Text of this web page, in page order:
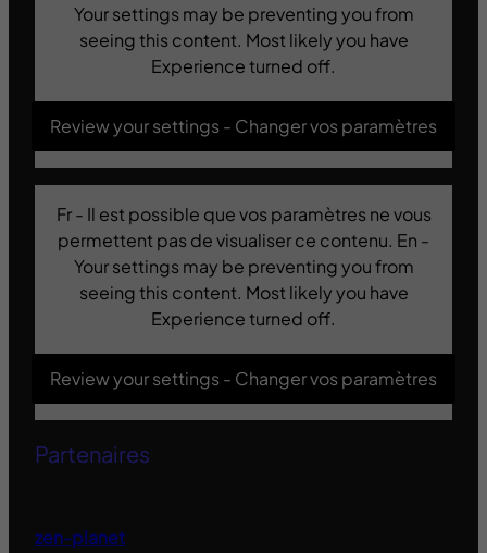
Your settings may be preventing you from
seeing this content. Most likely you have
Experience turned off.
Review your settings - Changer vos paramètres
Fr - Il est possible que vos paramètres ne vous
permettent pas de visualiser ce contenu. En -
Your settings may be preventing you from
seeing this content. Most likely you have
Experience turned off.
Review your settings - Changer vos paramètres
Partenaires
zen-planet